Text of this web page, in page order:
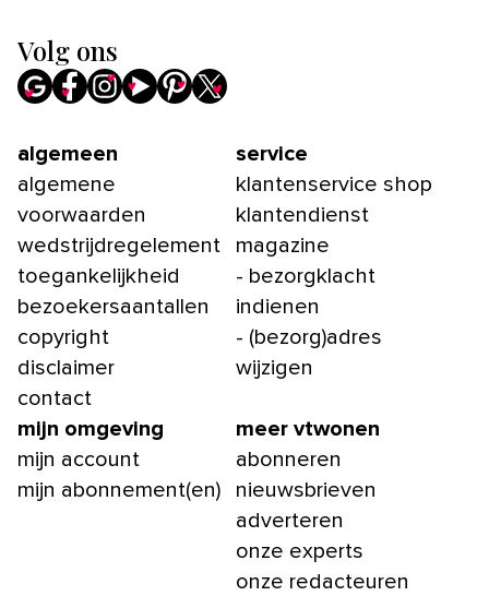
Volg ons
algemeen
algemene
voorwaarden
wedstrijdregelement
toegankelijkheid
bezoekersaantallen
copyright
disclaimer
contact
service
klantenservice shop
klantendienst
magazine
- bezorgklacht
indienen
- (bezorg)adres
wijzigen
mijn omgeving
mijn account
mijn abonnement(en)
meer vtwonen
abonneren
nieuwsbrieven
adverteren
onze experts
onze redacteuren